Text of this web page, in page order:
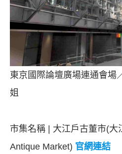
東京國際論壇廣場連通會場
姐
市集名稱 | 大江戶古董市(大
Antique Market) 官網連結